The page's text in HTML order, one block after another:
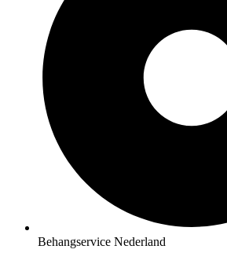
Behangservice Nederland